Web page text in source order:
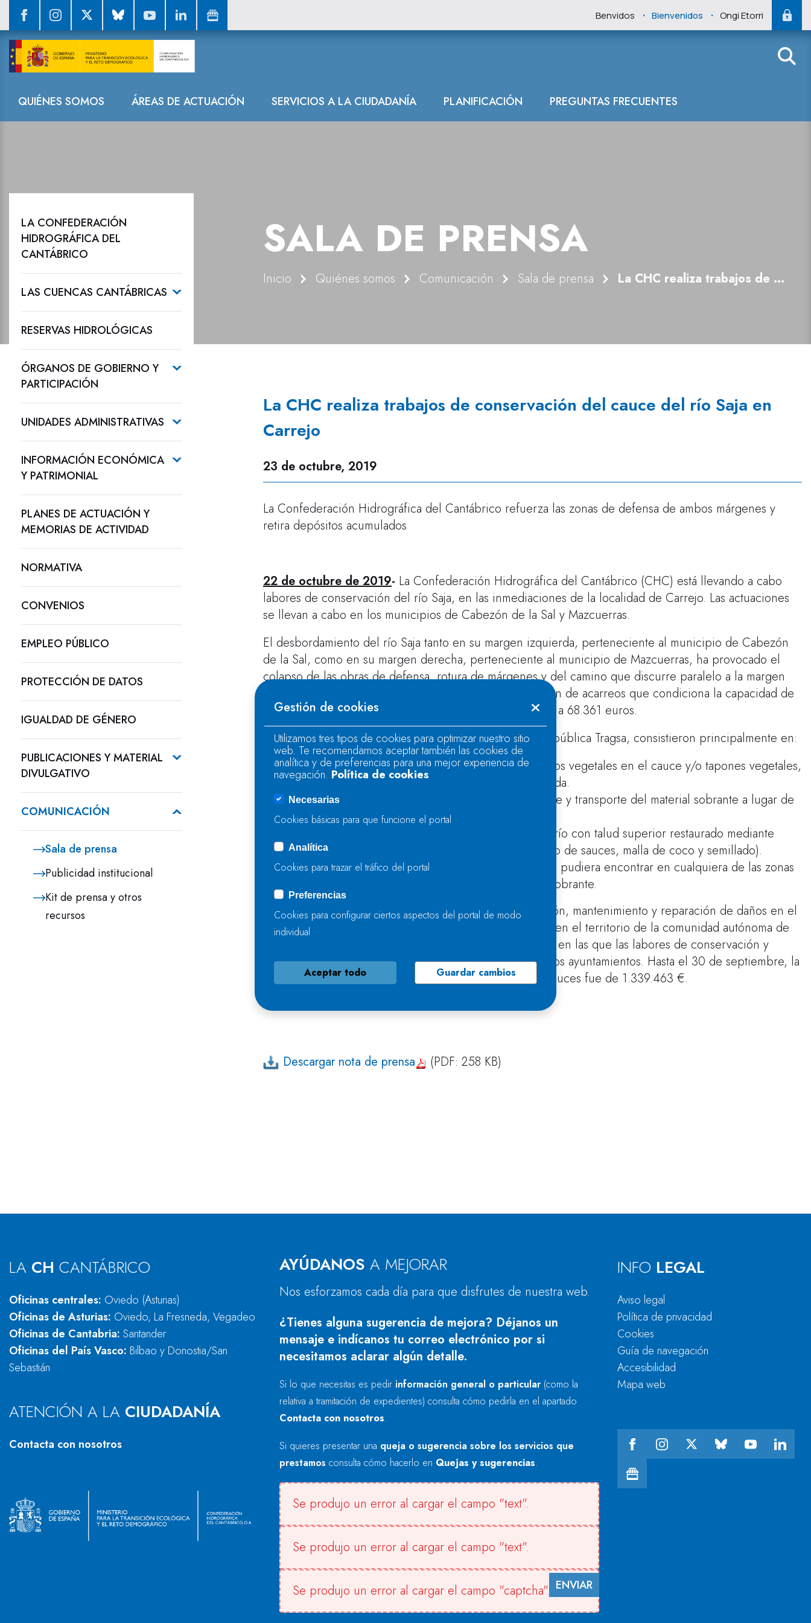
Benvidos . Bienvenidos . Ongi Etorri
Navegación
QUIÉNES SOMOS ÁREAS DE ACTUACIÓN SERVICIOS A LA CIUDADANÍA PLANIFICACIÓN PREGUNTAS FRECUENTES
La CHC realiza trabajos de conservación del
SALA DE PRENSA
Inicio Quiénes somos Comunicación Sala de prensa La CHC realiza trabajos de conservación del cauce del río Saja en Carrejo
LA CONFEDERACIÓN
HIDROGRÁFICA DEL
CANTÁBRICO
LAS CUENCAS CANTÁBRICAS
RESERVAS HIDROLÓGICAS
ÓRGANOS DE GOBIERNO Y
PARTICIPACIÓN
UNIDADES ADMINISTRATIVAS
INFORMACIÓN ECONÓMICA
Y PATRIMONIAL
PLANES DE ACTUACIÓN Y
MEMORIAS DE ACTIVIDAD
NORMATIVA
CONVENIOS
EMPLEO PÚBLICO
PROTECCIÓN DE DATOS
IGUALDAD DE GÉNERO
PUBLICACIONES Y MATERIAL
DIVULGATIVO
COMUNICACIÓN
Sala de prensa
Publicidad institucional
Kit de prensa y otros
recursos
La CHC realiza trabajos de conservación del cauce del río Saja en
Carrejo
23 de octubre, 2019
La Confederación Hidrográfica del Cantábrico refuerza las zonas de defensa de ambos márgenes y
retira depósitos acumulados
22 de octubre de2019- La Confederación Hidrográfica del Cantábrico (CHC) está llevando a cabo
labores de conservación del río Saja, en las inmediaciones de la localidad de Carrejo. Las actuaciones
se llevan a cabo en los municipios de Cabezón de la Sal y Mazcuerras.
El desbordamiento del río Saja tanto en su margen izquierda, perteneciente al municipio de Cabezón
de la Sal, como en su margen derecha, perteneciente al municipio de Mazcuerras, ha provocado el
colapso de las obras de defensa, rotura de márgenes y del camino que discurre paralelo a la margen
derecha del Saja. También ha producido una acumulación de acarreos que condiciona la capacidad de
desagüe del cauce. El importe de la actuación asciende a 68.361 euros.
Las labores, que fueron llevadas a cabo por laempresa pública Tragsa, consistieron principalmente en:
Retirada de árboles muertos, acumulaciones de restos vegetales en el cauce y/o tapones vegetales,
incluida la eliminación de árboles con riesgo de caída.
Recolocación de acarreos en las márgenes del cauce y transporte del material sobrante a lugar de
acopio.
Construcción de escollera en ambos márgenes del río con talud superior restaurado mediante
técnicas de bioingeniería (tierra vegetal, estaquillado de sauces, malla de coco y semillado).
Tratamiento de la vegetación exótica invasora que se pudiera encontrar en cualquiera de las zonas
de actuación y en las zonas de acopio del acarreo sobrante.
Esta actuación forma parte de los trabajos de conservación, mantenimiento y reparación de daños en el
dominio público hidráulico que está ejecutando la CHC en el territorio de la comunidad autónoma de
Cantabria, fundamentalmente fuera de las zonas urbanas en las que las labores de conservación y
mantenimiento de cauces son competencia de los propios ayuntamientos. Hasta el 30 de septiembre, la
inversión destinada en Cantabria a la conservación de cauces fue de 1.339.463 €.
Descargar nota de prensa (PDF: 258 KB)
LA CH CANTÁBRICO
Oficinas centrales: Oviedo (Asturias)
Oficinas de Asturias: Oviedo, La Fresneda, Vegadeo
Oficinas de Cantabria: Santander
Oficinas del País Vasco: Bilbao y Donostia/San
Sebastián
ATENCIÓN A LA CIUDADANÍA
Contacta con nosotros
AYÚDANOS A MEJORAR
Nos esforzamos cada día para que disfrutes de nuestra web.
¿Tienes alguna sugerencia de mejora? Déjanos un
mensaje e indícanos tu correo electrónico por si
necesitamos aclarar algún detalle.
Si lo que necesitas es pedir información general o particular (como la
relativa a tramitación de expedientes) consulta cómo pedirla en el apartado
Contacta con nosotros.
Si quieres presentar una queja o sugerencia sobre los servicios que
prestamos consulta cómo hacerlo en Quejas y sugerencias.
Se produjo un error al cargar el campo "text".
Se produjo un error al cargar el campo "text".
Se produjo un error al cargar el campo "captcha". ENVIAR
INFO LEGAL
Aviso legal
Política de privacidad
Cookies
Guía de navegación
Accesibilidad
Mapa web
Gestión de cookies
Utilizamos tres tipos de cookies para optimizar nuestro sitio
web. Te recomendamos aceptar también las cookies de
analítica y de preferencias para una mejor experiencia de
navegación. Política de cookies
Necesarias
Cookies básicas para que funcione el portal
Analítica
Cookies para trazar el tráfico del portal
Preferencias
Cookies para configurar ciertos aspectos del portal de modo
individual
Aceptar todo Guardar cambios